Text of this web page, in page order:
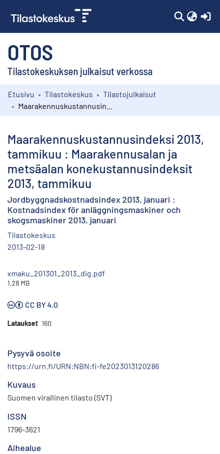
OTOS
Tilastokeskuksen julkaisut verkossa
Kokoelmat
Etusivu Tilastokeskus
Tilastojulkaisut
Maarakennuskustannusindeksi 2013,
tammikuu : Maarakennusalan ja
metsäalan konekustannusindeksit
2013, tammikuu
Jordbyggnadskostnadsindex 2013, januari :
Kostnadsindex för anläggningsmaskiner och
skogsmaskiner 2013, januari
Tilastokeskus
2013-02-18
xmaku_201301_2013_dig.pdf
1.28 MB
CC BY 4.0
Lataukset 160
Pysyvä osoite
https://urn.fi/URN:NBN:fi-fe2023013120286
Kuvaus
Suomen virallinen tilasto (SVT)
ISSN
1796-3621
Aihealue